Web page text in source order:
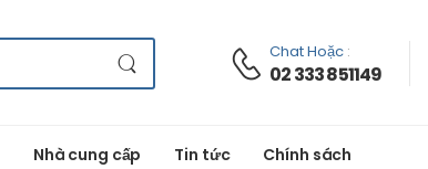
Chat Hoặc :
02 333 851149
Nhà cung cấp Tin tức Chính sách